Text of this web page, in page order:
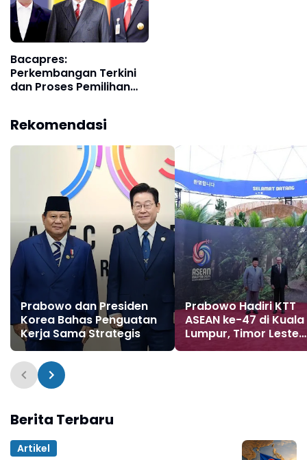
Bacapres:
Perkembangan Terkini
dan Proses Pemilihan
Rekomendasi
Prabowo dan Presiden
Korea Bahas Penguatan
Kerja Sama Strategis
Prabowo Hadiri KTT
ASEAN ke-47 di Kuala
Lumpur, Timor Leste
Resmi Jadi Anggota
Berita Terbaru
Artikel